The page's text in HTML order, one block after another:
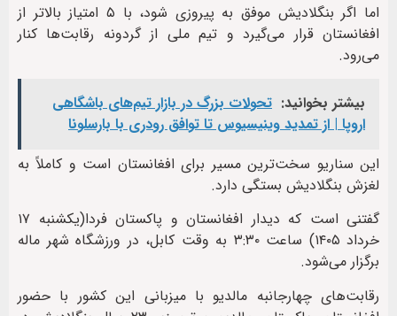
اما اگر بنگلادیش موفق به پیروزی شود، با ۵ امتیاز بالاتر از
افغانستان قرار می‌گیرد و تیم ملی از گردونه رقابت‌ها کنار
می‌رود.
بیشتر بخوانید: تحولات بزرگ در بازار تیم‌های باشگاهی
اروپا | از تمدید وینیسیوس تا توافق رودری با بارسلونا
این سناریو سخت‌ترین مسیر برای افغانستان است و کاملاً به
لغزش بنگلادیش بستگی دارد.
گفتنی است که دیدار افغانستان و پاکستان فردا(یکشنبه ۱۷
خرداد ۱۴۰۵) ساعت ۳:۳۰ به وقت کابل، در ورزشگاه شهر ماله
برگزار می‌شود.
رقابت‌های چهارجانبه مالدیو با میزبانی این کشور با حضور